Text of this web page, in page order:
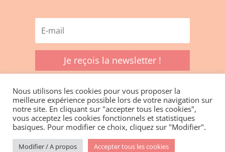
Je reçois la newsletter !
Le site internet a été réalisé avec amour par
OhMyConcept.fr
Nous utilisons les cookies pour vous proposer la
meilleure expérience possible lors de votre navigation sur
notre site. En cliquant sur "accepter tous les cookies",
vous acceptez les cookies fonctionnels et statistiques
basiques. Pour modifier ce choix, cliquez sur "Modifier".
Modifier / A propos Accepter tous les cookies